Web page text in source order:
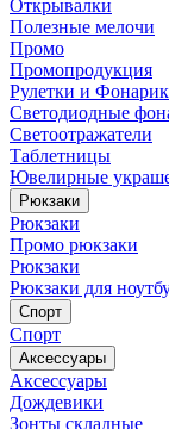
Открывалки
Полезные мелочи
Промо
Промопродукция
Рулетки и
Светодиодные
Светоотражатели
Таблетницы
Ювелирные
Рюкзаки
Рюкзаки
Промо рюкзаки
Рюкзаки
Рюкзаки для
Спорт
Спорт
Аксессуары
Аксессуары
Дождевики
Зонты складные